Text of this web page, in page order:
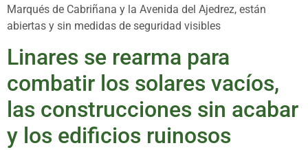
Marqués de Cabriñana y la Avenida del Ajedrez, están
abiertas y sin medidas de seguridad visibles
Linares se rearma para
combatir los solares vacíos,
las construcciones sin acabar
y los edificios ruinosos